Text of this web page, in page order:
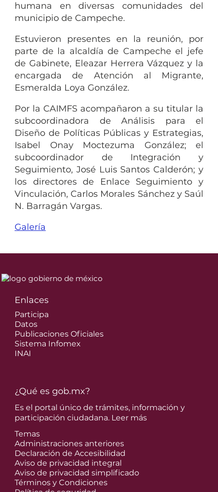
humana en diversas comunidades del
municipio de Campeche.
Estuvieron presentes en la reunión, por
parte de la alcaldía de Campeche el jefe
de Gabinete, Eleazar Herrera Vázquez y la
encargada de Atención al Migrante,
Esmeralda Loya González.
Por la CAIMFS acompañaron a su titular la
subcoordinadora de Análisis para el
Diseño de Políticas Públicas y Estrategias,
Isabel Onay Moctezuma González; el
subcoordinador de Integración y
Seguimiento, José Luis Santos Calderón; y
los directores de Enlace Seguimiento y
Vinculación, Carlos Morales Sánchez y Saúl
N. Barragán Vargas.
Galería
Enlaces
Participa
Datos
Publicaciones Oficiales
Sistema Infomex
INAI
¿Qué es gob.mx?
Es el portal único de trámites, información y
participación ciudadana. Leer más
Temas
Administraciones anteriores
Declaración de Accesibilidad
Aviso de privacidad integral
Aviso de privacidad simplificado
Términos y Condiciones